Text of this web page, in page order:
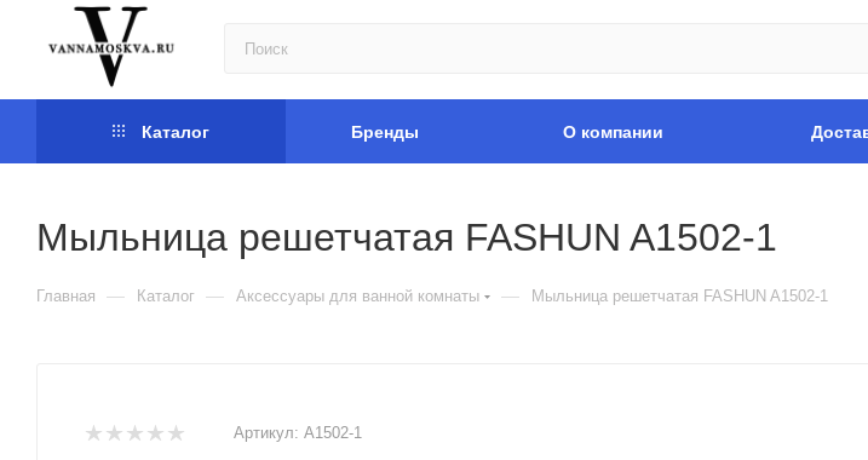
Каталог Бренды О компании
Мыльница решетчатая FASHUN A1502-1
Главная — Каталог — Аксессуары для ванной комнаты — Мыльница решетчатая FASHUN A1502-1
Артикул: A1502-1